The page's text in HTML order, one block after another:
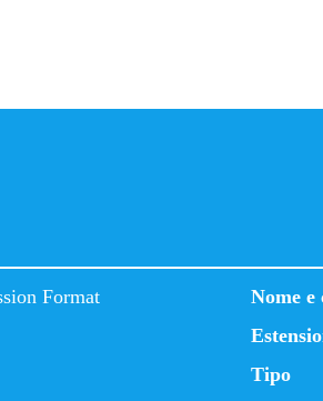
Format
Nome e
Tipo